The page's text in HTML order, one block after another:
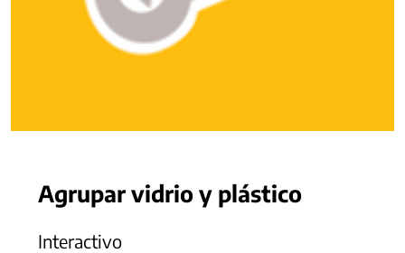
Agrupar vidrio y plástico
Interactivo